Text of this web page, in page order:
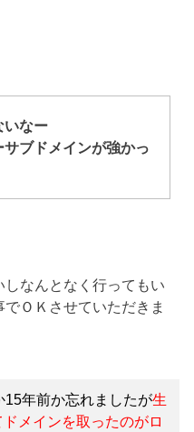
いなー
ブドメインが強かっ
なんとなく行ってもい
ＯＫさせていただきま
15年前か忘れましたが生
メインを取ったのがロ